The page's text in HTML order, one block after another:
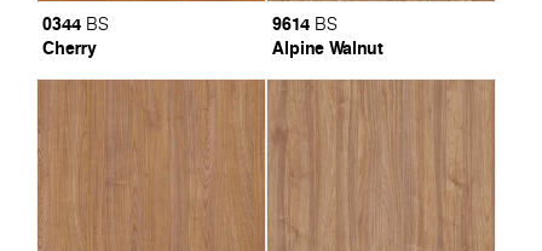
0344 BS
Cherry
9614 BS
Alpine Walnut